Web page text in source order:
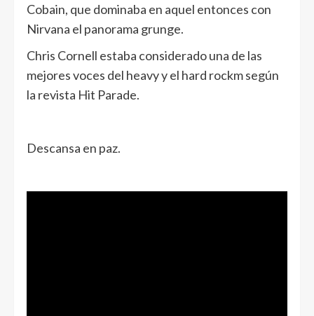
Cobain, que dominaba en aquel entonces con
Nirvana el panorama grunge.
Chris Cornell estaba considerado una de las
mejores voces del heavy y el hard rockm según
la revista Hit Parade.
Descansa en paz.